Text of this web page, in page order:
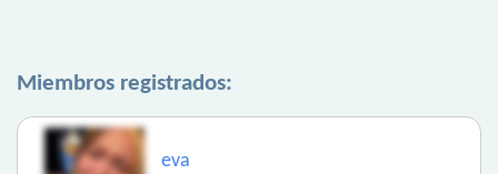
Miembros registrados:
eva